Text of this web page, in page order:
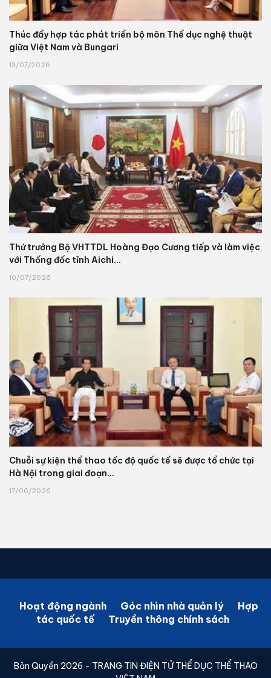
Thúc đẩy hợp tác phát triển bộ môn Thể dục nghệ thuật
giữa Việt Nam và Bungari
13/07/2026
Thứ trưởng Bộ VHTTDL Hoàng Đạo Cương tiếp và làm việc
với Thống đốc tỉnh Aichi...
10/07/2026
Chuỗi sự kiện thể thao tốc độ quốc tế sẽ được tổ chức tại
Hà Nội trong giai đoạn...
17/06/2026
Hoạt động ngành Góc nhìn nhà quản lý
Hợp
tác quốc tế
Truyền thông chính sách
Bản Quyền 2026 - TRANG TIN ĐIỆN TỬ THỂ DỤC THỂ THAO